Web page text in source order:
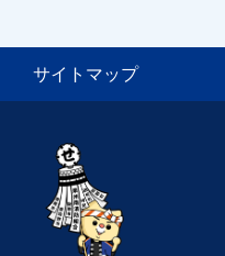
サイトマップ